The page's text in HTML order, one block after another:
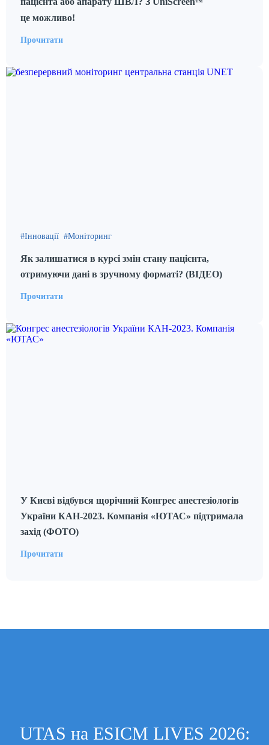
™
це можливо!
Прочитати
Інновації Моніторинг
Як залишатися в курсі змін стану пацієнта,
отримуючи дані в зручному форматі? (ВІДЕО)
Прочитати
У Києві відбувся щорічний Конгрес анестезіологів
України КАН-2023. Компанія «ЮТАС» підтримала
захід (ФОТО)
Прочитати
UTAS на ESICM LIVES 2026: